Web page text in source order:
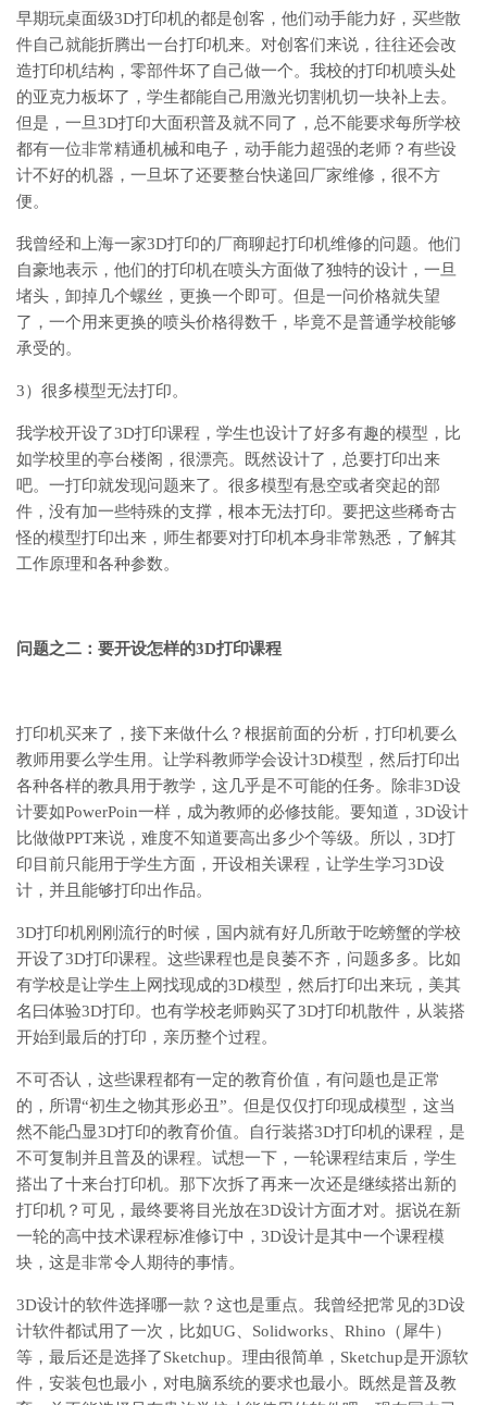
早期玩桌面级3D打印机的都是创客，他们动手能力好，买些散
件自己就能折腾出一台打印机来。对创客们来说，往往还会改
造打印机结构，零部件坏了自己做一个。我校的打印机喷头处
的亚克力板坏了，学生都能自己用激光切割机切一块补上去。
但是，一旦3D打印大面积普及就不同了，总不能要求每所学校
都有一位非常精通机械和电子，动手能力超强的老师？有些设
计不好的机器，一旦坏了还要整台快递回厂家维修，很不方
便。
我曾经和上海一家3D打印的厂商聊起打印机维修的问题。他们
自豪地表示，他们的打印机在喷头方面做了独特的设计，一旦
堵头，卸掉几个螺丝，更换一个即可。但是一问价格就失望
了，一个用来更换的喷头价格得数千，毕竟不是普通学校能够
承受的。
3）很多模型无法打印。
我学校开设了3D打印课程，学生也设计了好多有趣的模型，比
如学校里的亭台楼阁，很漂亮。既然设计了，总要打印出来
吧。一打印就发现问题来了。很多模型有悬空或者突起的部
件，没有加一些特殊的支撑，根本无法打印。要把这些稀奇古
怪的模型打印出来，师生都要对打印机本身非常熟悉，了解其
工作原理和各种参数。
问题之二：要开设怎样的3D打印课程
打印机买来了，接下来做什么？根据前面的分析，打印机要么
教师用要么学生用。让学科教师学会设计3D模型，然后打印出
各种各样的教具用于教学，这几乎是不可能的任务。除非3D设
计要如PowerPoin一样，成为教师的必修技能。要知道，3D设计
比做做PPT来说，难度不知道要高出多少个等级。所以，3D打
印目前只能用于学生方面，开设相关课程，让学生学习3D设
计，并且能够打印出作品。
3D打印机刚刚流行的时候，国内就有好几所敢于吃螃蟹的学校
开设了3D打印课程。这些课程也是良萎不齐，问题多多。比如
有学校是让学生上网找现成的3D模型，然后打印出来玩，美其
名曰体验3D打印。也有学校老师购买了3D打印机散件，从装搭
开始到最后的打印，亲历整个过程。
不可否认，这些课程都有一定的教育价值，有问题也是正常
的，所谓“初生之物其形必丑”。但是仅仅打印现成模型，这当
然不能凸显3D打印的教育价值。自行装搭3D打印机的课程，是
不可复制并且普及的课程。试想一下，一轮课程结束后，学生
搭出了十来台打印机。那下次拆了再来一次还是继续搭出新的
打印机？可见，最终要将目光放在3D设计方面才对。据说在新
一轮的高中技术课程标准修订中，3D设计是其中一个课程模
块，这是非常令人期待的事情。
3D设计的软件选择哪一款？这也是重点。我曾经把常见的3D设
计软件都试用了一次，比如UG、Solidworks、Rhino（犀牛）
等，最后还是选择了Sketchup。理由很简单，Sketchup是开源软
件，安装包也最小，对电脑系统的要求也最小。既然是普及教